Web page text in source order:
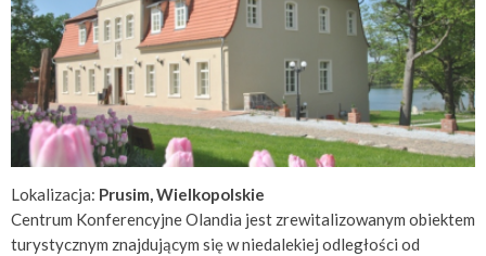
Lokalizacja: Prusim, Wielkopolskie
Centrum Konferencyjne Olandia jest zrewitalizowanym obiektem
turystycznym znajdującym się w niedalekiej odległości od